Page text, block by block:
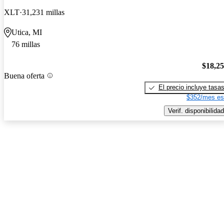
XLT 31,231 millas
Utica, MI
76 millas
Buena oferta
El precio incluye tasas
$352/mes
Verif. disponibilidad